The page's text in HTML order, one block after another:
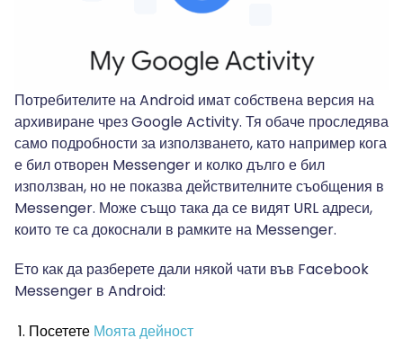
Потребителите на Android имат собствена версия на
архивиране чрез Google Activity. Тя обаче проследява
само подробности за използването, като например кога
е бил отворен Messenger и колко дълго е бил
използван, но не показва действителните съобщения в
Messenger. Може също така да се видят URL адреси,
които те са докоснали в рамките на Messenger.
Ето как да разберете дали някой чати във Facebook
Messenger в Android:
Посетете Моята дейност